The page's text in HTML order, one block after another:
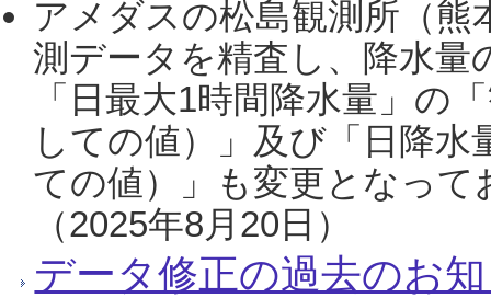
アメダスの松島観測所（熊
測データを精査し、降水
「日最大1時間降水量」の
しての値）」及び「日降
ての値）」も変更となっ
（2025年8月20日）
データ修正の過去のお